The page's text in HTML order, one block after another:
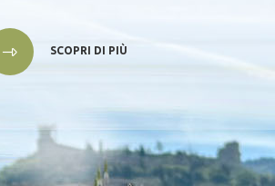
SCOPRI DI PIÙ